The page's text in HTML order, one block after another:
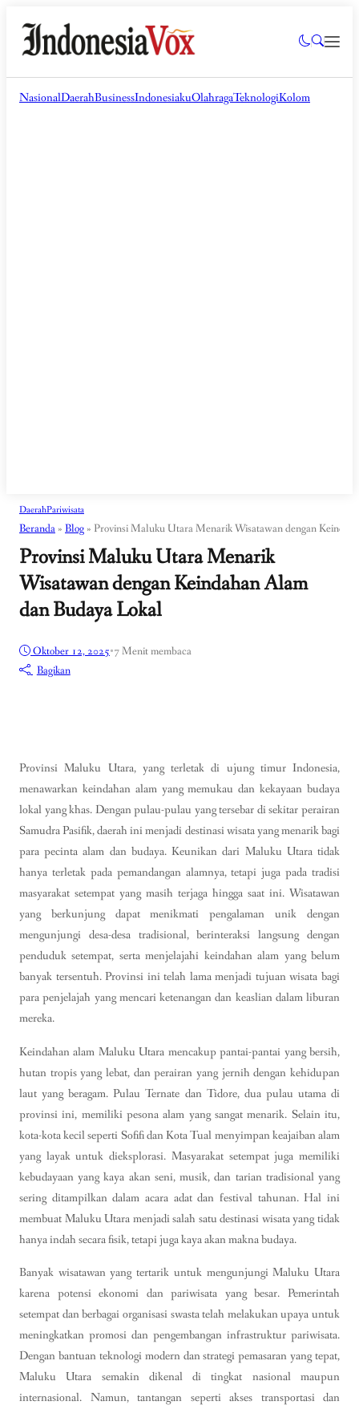
NasionalDaerahBusinessIndonesiakuOlahragaTeknologiKolom
DaerahPariwisata
Beranda » Blog » Provinsi Maluku Utara Menarik Wisatawan dengan
Provinsi Maluku Utara Menarik
Wisatawan dengan Keindahan Alam
dan Budaya Lokal
Oktober 12, 2025•7 Menit membaca
Bagikan
Provinsi Maluku Utara, yang terletak di ujung timur Indonesia,
menawarkan keindahan alam yang memukau dan kekayaan budaya
lokal yang khas. Dengan pulau-pulau yang tersebar di sekitar perairan
Samudra Pasifik, daerah ini menjadi destinasi wisata yang menarik bagi
para pecinta alam dan budaya. Keunikan dari Maluku Utara tidak
hanya terletak pada pemandangan alamnya, tetapi juga pada tradisi
masyarakat setempat yang masih terjaga hingga saat ini. Wisatawan
yang berkunjung dapat menikmati pengalaman unik dengan
mengunjungi desa-desa tradisional, berinteraksi langsung dengan
penduduk setempat, serta menjelajahi keindahan alam yang belum
banyak tersentuh. Provinsi ini telah lama menjadi tujuan wisata bagi
para penjelajah yang mencari ketenangan dan keaslian dalam liburan
mereka.
Keindahan alam Maluku Utara mencakup pantai-pantai yang bersih,
hutan tropis yang lebat, dan perairan yang jernih dengan kehidupan
laut yang beragam. Pulau Ternate dan Tidore, dua pulau utama di
provinsi ini, memiliki pesona alam yang sangat menarik. Selain itu,
kota-kota kecil seperti Sofifi dan Kota Tual menyimpan keajaiban alam
yang layak untuk dieksplorasi. Masyarakat setempat juga memiliki
kebudayaan yang kaya akan seni, musik, dan tarian tradisional yang
sering ditampilkan dalam acara adat dan festival tahunan. Hal ini
membuat Maluku Utara menjadi salah satu destinasi wisata yang tidak
hanya indah secara fisik, tetapi juga kaya akan makna budaya.
Banyak wisatawan yang tertarik untuk mengunjungi Maluku Utara
karena potensi ekonomi dan pariwisata yang besar. Pemerintah
setempat dan berbagai organisasi swasta telah melakukan upaya untuk
meningkatkan promosi dan pengembangan infrastruktur pariwisata.
Dengan bantuan teknologi modern dan strategi pemasaran yang tepat,
Maluku Utara semakin dikenal di tingkat nasional maupun
internasional. Namun, tantangan seperti akses transportasi dan